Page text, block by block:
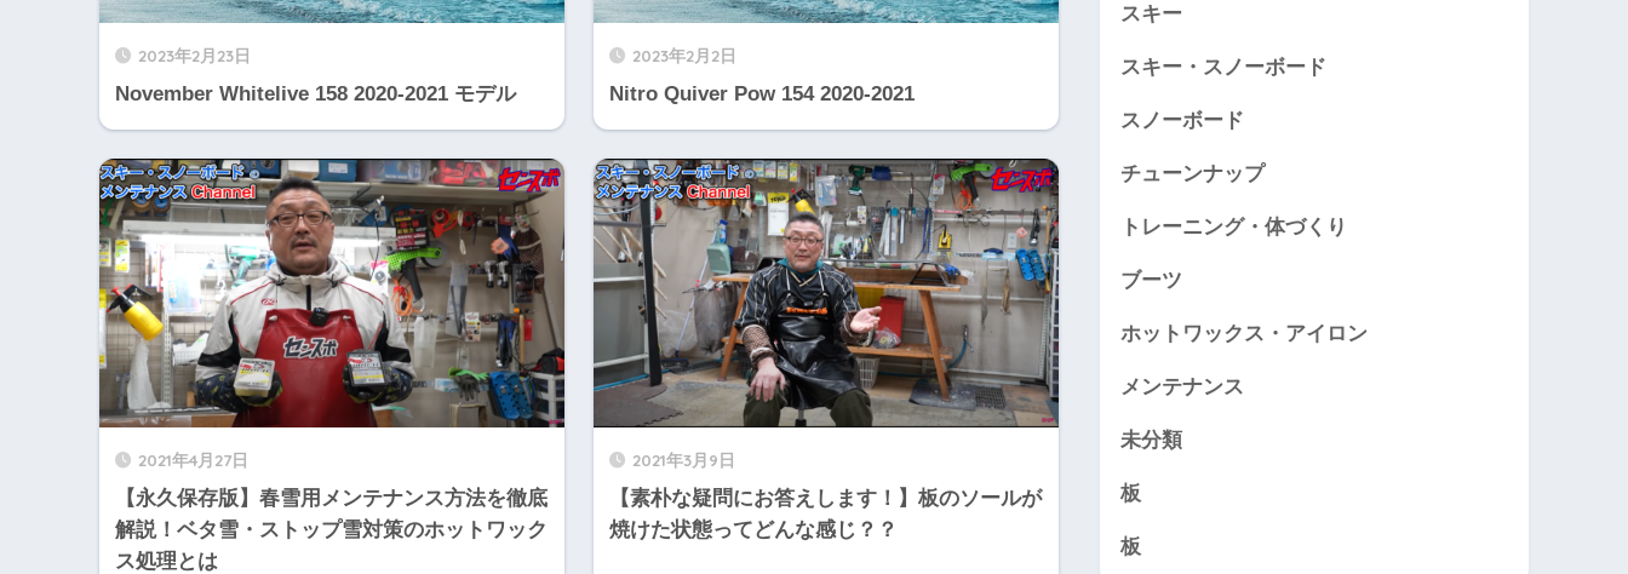
2023年2月23日
November Whitelive 158 2020-2021 モデル
2023年2月2日
Nitro Quiver Pow 154 2020-2021
2021年4月27日
【永久保存版】春雪用メンテナンス方法を徹底
解説！ベタ雪・ストップ雪対策のホットワック
ス処理とは
2021年3月9日
【素朴な疑問にお答えします！】板のソールが
焼けた状態ってどんな感じ？？
スキー
スキー・スノーボード
スノーボード
チューンナップ
トレーニング・体づくり
ブーツ
ホットワックス・アイロン
メンテナンス
未分類
板
板